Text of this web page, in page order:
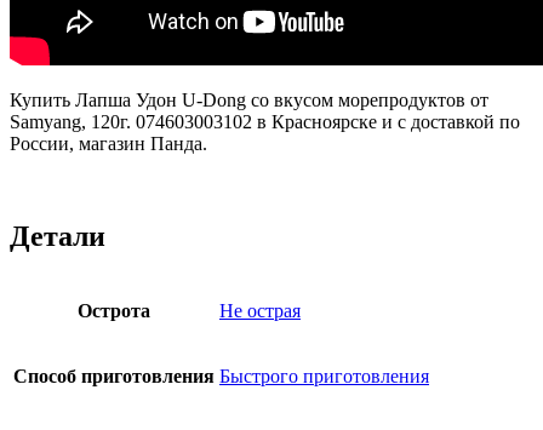
Купить Лапша Удон U-Dong со вкусом морепродуктов от
Samyang, 120г. 074603003102 в Красноярске и с доставкой по
России, магазин Панда.
Детали
Острота Не острая
Способ приготовления Быстрого приготовления